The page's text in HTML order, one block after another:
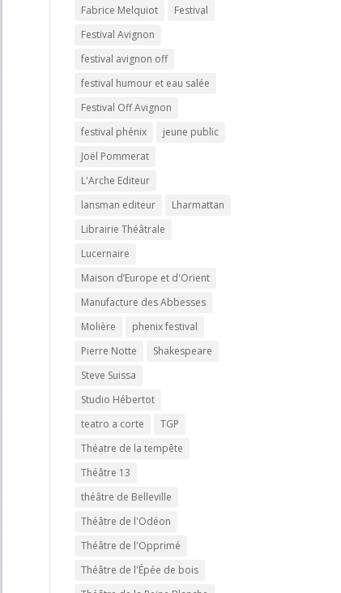
Fabrice Melquiot
Festival
Festival Avignon
festival avignon off
festival humour et eau salée
Festival Off Avignon
festival phénix
jeune public
Joël Pommerat
L'Arche Editeur
lansman editeur
Lharmattan
Librairie Théâtrale
Lucernaire
Maison d’Europe et d'Orient
Manufacture des Abbesses
Molière
phenix festival
Pierre Notte
Shakespeare
Steve Suissa
Studio Hébertot
teatro a corte
TGP
Théatre de la tempête
Théâtre 13
théâtre de Belleville
Théâtre de l'Odéon
Théâtre de l'Opprimé
Théâtre de l'Épée de bois